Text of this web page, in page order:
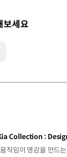
보세요
]
Collection :